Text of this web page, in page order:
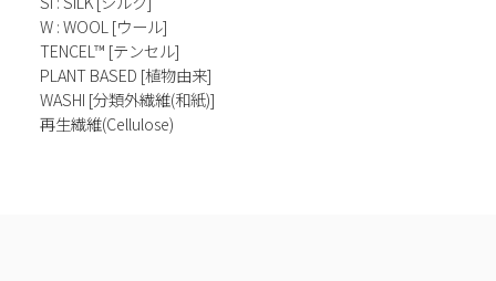
W : WOOL [ウール]
TENCEL™ [テンセル]
PLANT BASED [植物由来]
WASHI [分類外繊維(和紙)]
再生繊維(Cellulose)